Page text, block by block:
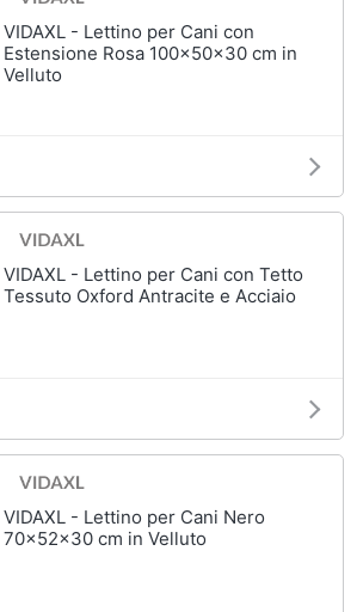
VIDAXL - Lettino per Cani con
Estensione Rosa 100x50x30 cm in
Velluto
VIDAXL - Lettino per Cani con Tetto
Tessuto Oxford Antracite e Acciaio
VIDAXL - Lettino per Cani Nero
70x52x30 cm in Velluto